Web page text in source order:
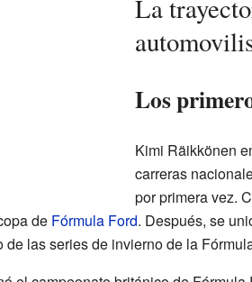
La
Los
Kimi Räikkönen
carreras
por primera vez.
de Fórmula Ford. Después, se
las series de invierno de la